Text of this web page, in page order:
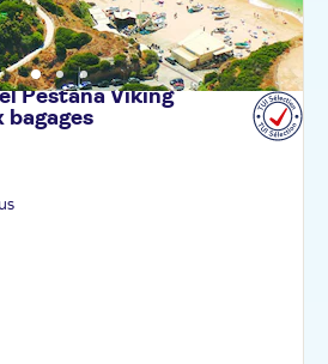
Pestana Viking
bagages